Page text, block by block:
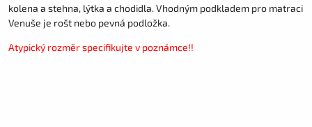
kolena a stehna, lýtka a chodidla. Vhodným podkladem pro matraci
Venuše je rošt nebo pevná podložka.
Atypický rozměr specifikujte v poznámce!!